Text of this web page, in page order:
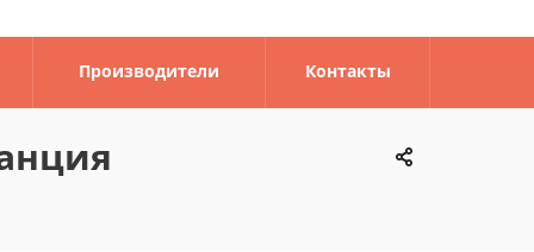
Производители Контакты